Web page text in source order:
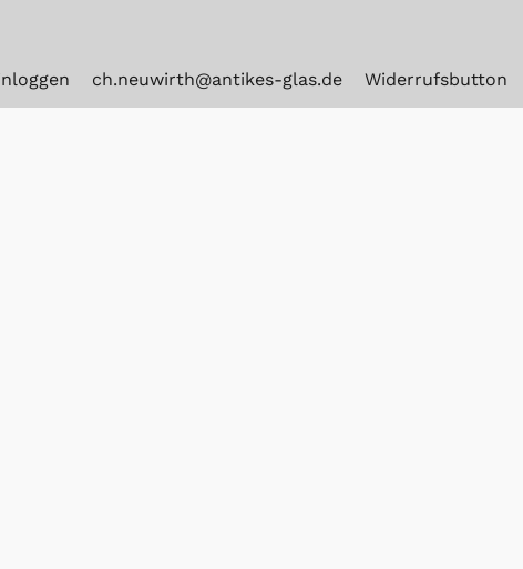
ch.neuwirth@antikes-glas.de Widerrufsbutton